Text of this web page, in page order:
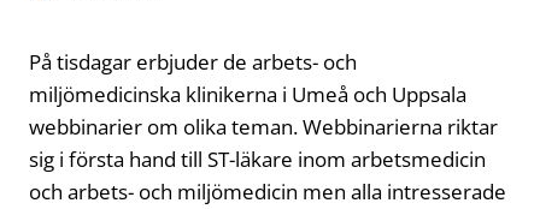
På tisdagar erbjuder de arbets- och
miljömedicinska klinikerna i Umeå och Uppsala
webbinarier om olika teman. Webbinarierna riktar
sig i första hand till ST-läkare inom arbetsmedicin
och arbets- och miljömedicin men alla intresserade